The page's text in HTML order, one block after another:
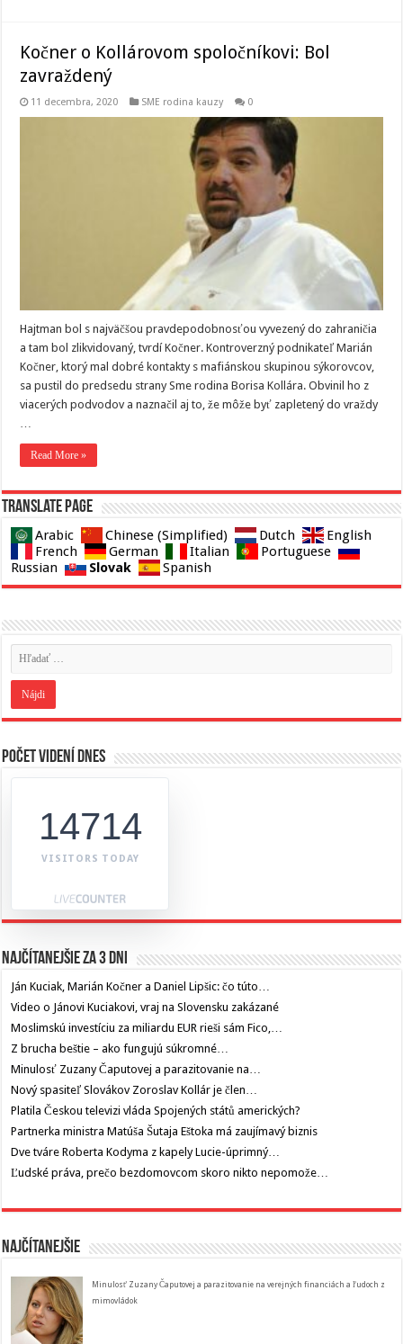
Kočner o Kollárovom spoločníkovi: Bol
zavraždený
11 decembra, 2020 SME rodina kauzy 0
Hajtman bol s najväčšou pravdepodobnosťou vyvezený do zahraničia
a tam bol zlikvidovaný, tvrdí Kočner. Kontroverzný podnikateľ Marián
Kočner, ktorý mal dobré kontakty s mafiánskou skupinou sýkorovcov,
sa pustil do predsedu strany Sme rodina Borisa Kollára. Obvinil ho z
viacerých podvodov a naznačil aj to, že môže byť zapletený do vraždy
Read More »
Translate page
Arabic Chinese (Simplified) Dutch
English
French
German Italian
Portuguese
Russian
Slovak Spanish
Počet videní dnes
14714
VISITORS TODAY
Najčítanejšie za 3 dni
Ján Kuciak, Marián Kočner a Daniel Lipšic: čo túto…
Video o Jánovi Kuciakovi, vraj na Slovensku zakázané
Moslimskú investíciu za miliardu EUR rieši sám Fico,…
Z brucha beštie – ako fungujú súkromné…
Minulosť Zuzany Čaputovej a parazitovanie na…
Nový spasiteľ Slovákov Zoroslav Kollár je člen…
Platila Českou televizi vláda Spojených států amerických?
Partnerka ministra Matúša Šutaja Eštoka má zaujímavý biznis
Dve tváre Roberta Kodyma z kapely Lucie-úprimný…
Ľudské práva, prečo bezdomovcom skoro nikto nepomože…
Najčítanejšie
Minulosť Zuzany Čaputovej a parazitovanie na verejných financiách a ľudoch z
mimovládok